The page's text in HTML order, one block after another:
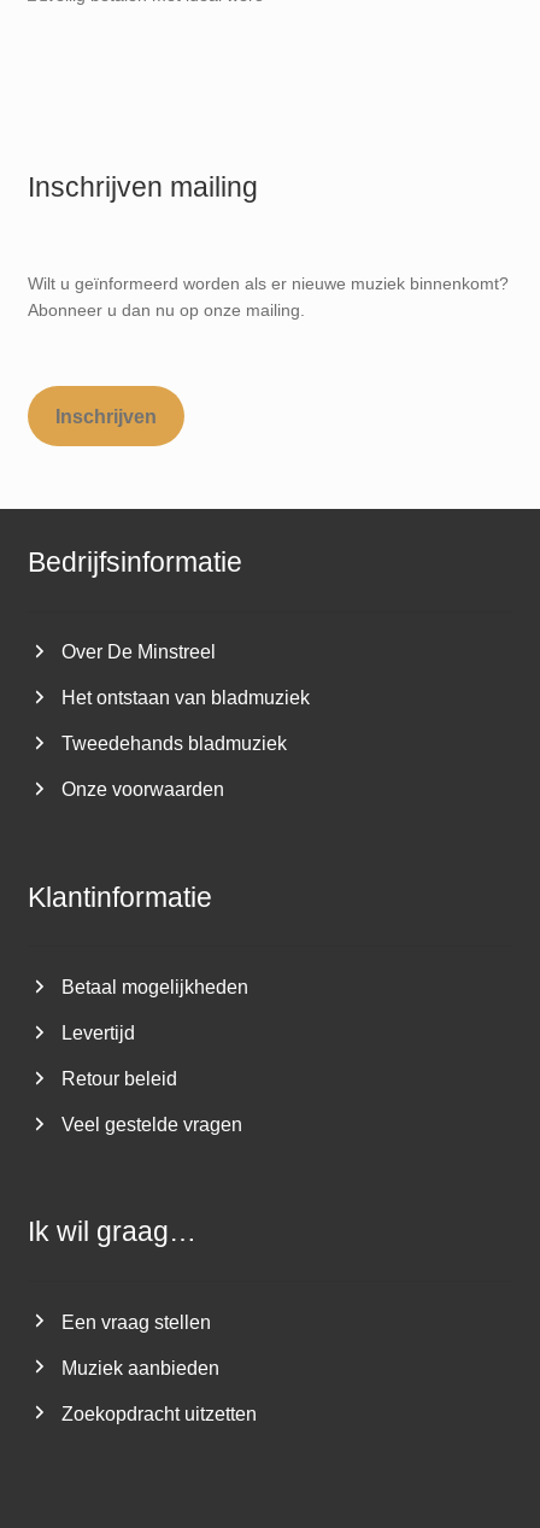
Inschrijven mailing
Wilt u geïnformeerd worden als er nieuwe muziek binnenkomt?
Abonneer u dan nu op onze mailing.
Inschrijven
Bedrijfsinformatie
Over De Minstreel
Het ontstaan van bladmuziek
Tweedehands bladmuziek
Onze voorwaarden
Klantinformatie
Betaal mogelijkheden
Levertijd
Retour beleid
Veel gestelde vragen
Ik wil graag…
Een vraag stellen
Muziek aanbieden
Zoekopdracht uitzetten